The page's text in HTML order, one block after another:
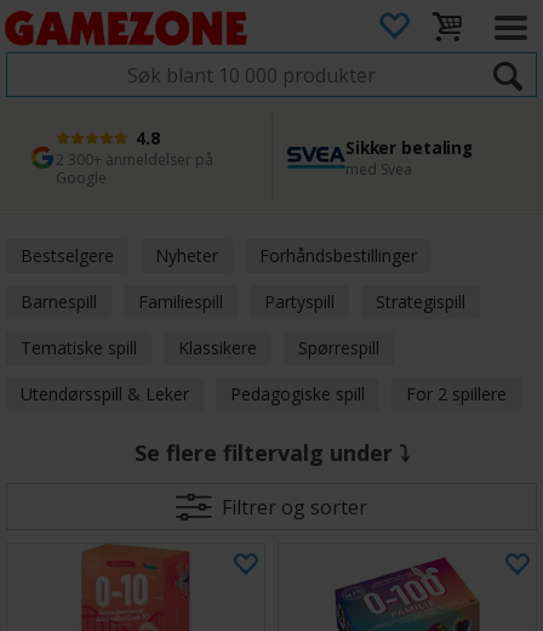
4.8
2 300+ anmeldelser på
Google
Sikker betaling
med Svea
1 dags levering
Bestill innen kl. 12
45 dager returfrist
Enkel retur
Bestselgere Nyheter
Forhåndsbestillinger
Barnespill
Familiespill Partyspill
Strategispill
Tematiske spill
Klassikere
Spørrespill
Utendørsspill & Leker
Pedagogiske spill For 2 spillere
Se flere filtervalg under ⤵
Filtrer og sorter